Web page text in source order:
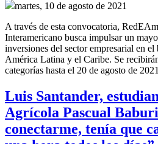
martes, 10 de agosto de 2021
A través de esta convocatoria,
Interamericano busca impulsar un
inversiones del sector empresarial en el
América Latina y el Caribe. Se
categorías hasta el 20 de agosto de
Luis Santander,
Agrícola Pascual
conectarme, tenía que